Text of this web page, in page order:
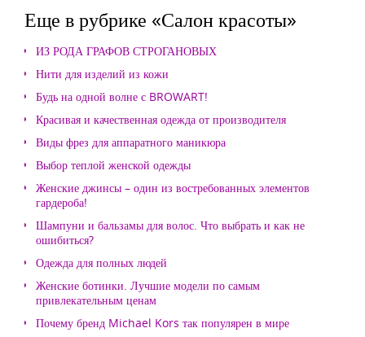
Еще в рубрике «Салон красоты»
ИЗ РОДА ГРАФОВ СТРОГАНОВЫХ
Нити для изделий из кожи
Будь на одной волне с BROWART!
Красивая и качественная одежда от производителя
Виды фрез для аппаратного маникюра
Выбор теплой женской одежды
Женские джинсы – один из востребованных элементов
гардероба!
Шампуни и бальзамы для волос. Что выбрать и как не
ошибиться?
Одежда для полных людей
Женские ботинки. Лучшие модели по самым
привлекательным ценам
Почему бренд Michael Kors так популярен в мире